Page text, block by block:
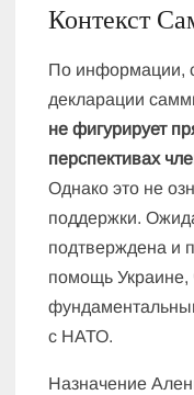
Контекст
По информации,
декларации
не фигурирует
перспективах
Однако это не
поддержки.
подтверждена и
помощь Украине,
с НАТО.
Назначение